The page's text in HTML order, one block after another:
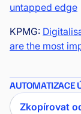
untapped edge
KPMG:
are the most
AUTOMATIZACE
Zkopírovat